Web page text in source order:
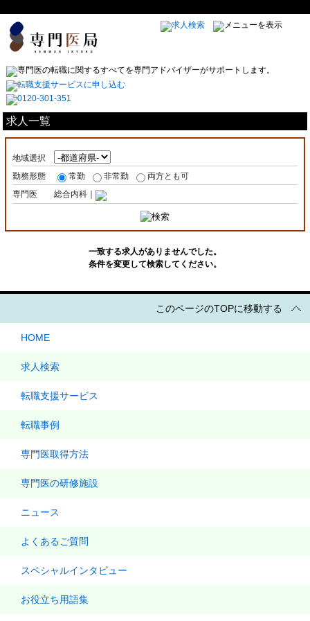
求人一覧
地域選択
勤務形態
常勤 非常勤
両方とも可
専門医
総合内科｜
一致する求人がありませんでした。
条件を変更して検索してください。
このページのTOPに移動する
HOME
求人検索
転職支援サービス
転職事例
専門医取得方法
専門医の研修施設
ニュース
よくあるご質問
スペシャルインタビュー
お役立ち用語集